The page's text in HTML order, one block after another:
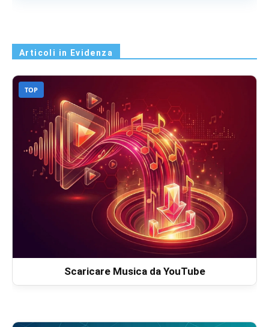
Articoli in Evidenza
TOP
Scaricare Musica da YouTube